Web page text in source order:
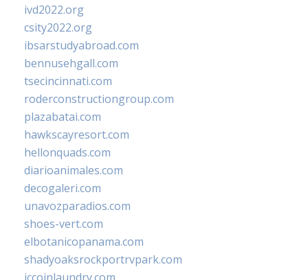
ivd2022.org
csity2022.org
ibsarstudyabroad.com
bennusehgall.com
tsecincinnati.com
roderconstructiongroup.com
plazabatai.com
hawkscayresort.com
hellonquads.com
diarioanimales.com
decogaleri.com
unavozparadios.com
shoes-vert.com
elbotanicopanama.com
shadyoaksrockportrvpark.com